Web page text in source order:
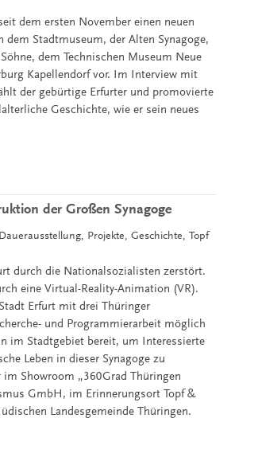
dem ersten November einen neuen
Stadtmuseum, der Alten Synagoge,
dem Technischen Museum Neue
Kapellendorf vor. Im Interview mit
der gebürtige Erfurter und promovierte
Geschichte, wie er sein neues
der Großen Synagoge
Projekte, Geschichte, Topf
durch die Nationalsozialisten zerstört.
eine Virtual-Reality-Animation (VR).
Erfurt mit drei Thüringer
und Programmierarbeit möglich
im Stadtgebiet bereit, um Interessierte
Leben in dieser Synagoge zu
Showroom „360Grad Thüringen
GmbH, im Erinnerungsort Topf &
Landesgemeinde Thüringen.